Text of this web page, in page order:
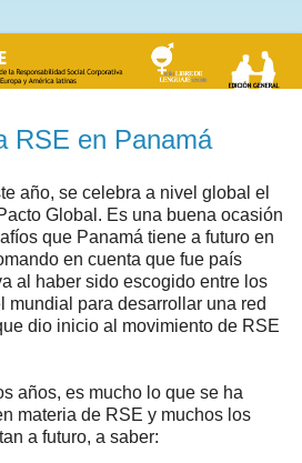
RSE en Panamá
año, se celebra a nivel global el
Global. Es una buena ocasión
que Panamá tiene a futuro en
en cuenta que fue país
al haber sido escogido entre los
mundial para desarrollar una red
dio inicio al movimiento de RSE
años, es mucho lo que se ha
materia de RSE y muchos los
a futuro, a saber: